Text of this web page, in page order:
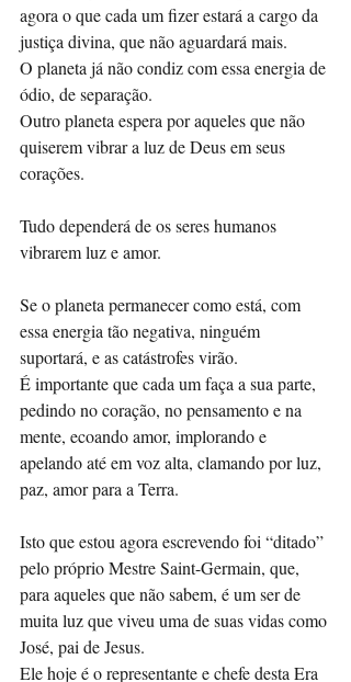
agora o que cada um fizer estará a cargo da
justiça divina, que não aguardará mais.
O planeta já não condiz com essa energia de
ódio, de separação.
Outro planeta espera por aqueles que não
quiserem vibrar a luz de Deus em seus
corações.
Tudo dependerá de os seres humanos
vibrarem luz e amor.
Se o planeta permanecer como está, com
essa energia tão negativa, ninguém
suportará, e as catástrofes virão.
É importante que cada um faça a sua parte,
pedindo no coração, no pensamento e na
mente, ecoando amor, implorando e
apelando até em voz alta, clamando por luz,
paz, amor para a Terra.
Isto que estou agora escrevendo foi “ditado”
pelo próprio Mestre Saint-Germain, que,
para aqueles que não sabem, é um ser de
muita luz que viveu uma de suas vidas como
José, pai de Jesus.
Ele hoje é o representante e chefe desta Era